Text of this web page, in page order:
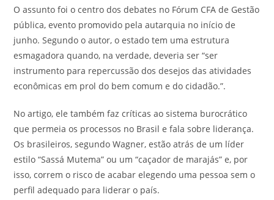
O assunto foi o centro dos debates no Fórum CFA de Gestão
pública, evento promovido pela autarquia no início de
junho. Segundo o autor, o estado tem uma estrutura
esmagadora quando, na verdade, deveria ser “ser
instrumento para repercussão dos desejos das atividades
econômicas em prol do bem comum e do cidadão.”.
No artigo, ele também faz críticas ao sistema burocrático
que permeia os processos no Brasil e fala sobre liderança.
Os brasileiros, segundo Wagner, estão atrás de um líder
estilo “Sassá Mutema” ou um “caçador de marajás” e, por
isso, correm o risco de acabar elegendo uma pessoa sem o
perfil adequado para liderar o país.